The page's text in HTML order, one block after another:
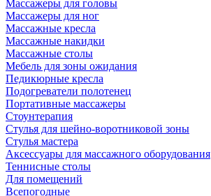
Массажеры для головы
Массажеры для ног
Массажные кресла
Массажные накидки
Массажные столы
Мебель для зоны ожидания
Педикюрные кресла
Подогреватели полотенец
Портативные массажеры
Стоунтерапия
Стулья для шейно-воротниковой зоны
Стулья мастера
Аксессуары для массажного оборудования
Теннисные столы
Для помещений
Всепогодные